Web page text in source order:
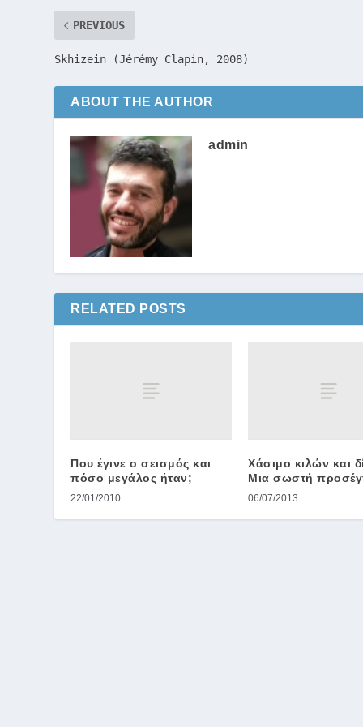
PREVIOUS
Skhizein (Jérémy Clapin, 2008)
ABOUT THE AUTHOR
admin
RELATED POSTS
Που έγινε ο σεισμός και
πόσο μεγάλος ήταν;
22/01/2010
Χάσιμο κιλών και
Μια σωστή
06/07/2013